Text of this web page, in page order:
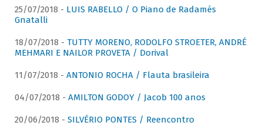
25/07/2018 - LUIS RABELLO / O Piano de Radamés
Gnatalli
18/07/2018 - TUTTY MORENO, RODOLFO STROETER, ANDRÉ
MEHMARI E NAILOR PROVETA / Dorival
11/07/2018 - ANTONIO ROCHA / Flauta brasileira
04/07/2018 - AMILTON GODOY / Jacob 100 anos
20/06/2018 - SILVÉRIO PONTES / Reencontro